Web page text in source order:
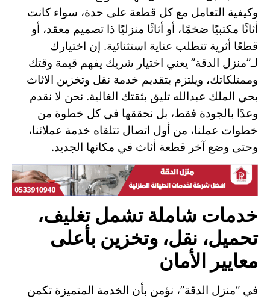
وكيفية التعامل مع كل قطعة على حدة، سواء كانت
أثاثًا مكتبيًا ضخمًا، أو أثاثًا منزليًا ذا تصميم معقد، أو
قطعًا أثرية تتطلب عناية استثنائية. إن اختيارك
لـ”منزل الدقة” يعني اختيار شريك يفهم قيمة وقتك
وممتلكاتك، ويلتزم بتقديم خدمة نقل وتخزين الاثاث
بحي الملك عبدالله تليق بثقتك الغالية. نحن لا نقدم
وعدًا بالجودة فقط، بل نحققها في كل خطوة من
خطوات عملنا، من أول اتصال تتلقاه خدمة عملائنا،
وحتى وضع آخر قطعة أثاث في مكانها الجديد.
خدمات شاملة تشمل تغليف،
تحميل، نقل، وتخزين بأعلى
معايير الأمان
في “منزل الدقة”، نؤمن بأن الخدمة المتميزة تكمن